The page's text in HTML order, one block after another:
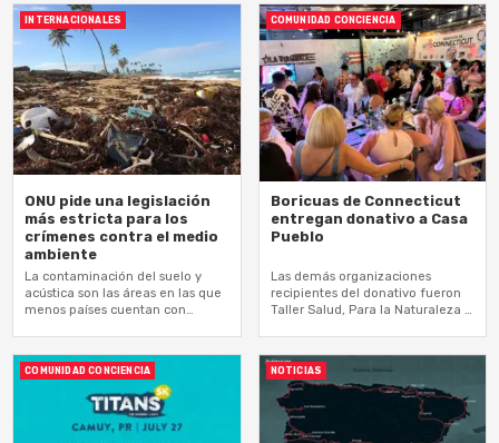
2166 y la Resolución
Concurrente…
y la…
INTERNACIONALES
ONU pide una legislación
más estricta para los
crímenes contra el medio
ambiente
La contaminación del suelo y
acústica son las áreas en las que
menos países cuentan con
COMUNIDAD CONCIENCIA
Boricuas de Connecticut
entregan donativo a Casa
Pueblo
Las demás organizaciones
recipientes del donativo fueron
Taller Salud, Para la Naturaleza y
COMUNIDAD CONCIENCIA NOTICIAS